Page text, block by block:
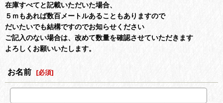
在庫すべてと記載いただいた場合、
５ｍもあれば数百メートルあることもありますので
だいたいでも結構ですのでお知らせください
ご記入のない場合は、改めて数量を確認させていただきます
よろしくお願いいたします。
お名前 [必須]